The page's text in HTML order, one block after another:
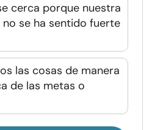
cerca porque nuestra
se ha sentido fuerte
las cosas de manera
de las metas o